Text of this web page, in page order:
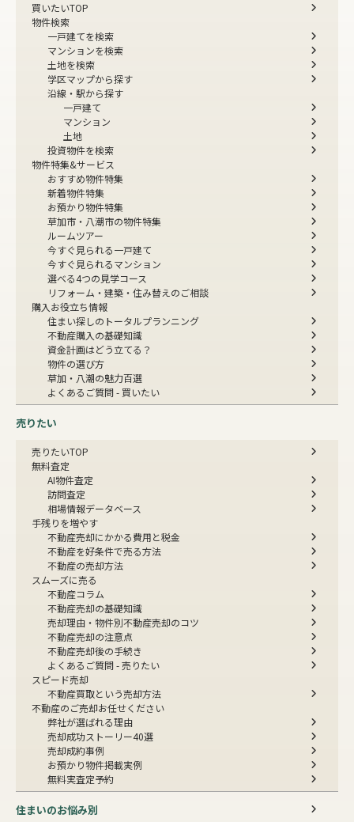
買いたいTOP
物件検索
一戸建てを検索
マンションを検索
土地を検索
学区マップから探す
沿線・駅から探す
一戸建て
マンション
土地
投資物件を検索
物件特集&サービス
おすすめ物件特集
新着物件特集
お預かり物件特集
草加市・八潮市の物件特集
ルームツアー
今すぐ見られる一戸建て
今すぐ見られるマンション
選べる4つの見学コース
リフォーム・建築・住み替えのご相談
購入お役立ち情報
住まい探しのトータルプランニング
不動産購入の基礎知識
資金計画はどう立てる？
物件の選び方
草加・八潮の魅力百選
よくあるご質問 - 買いたい
売りたい
売りたいTOP
無料査定
AI物件査定
訪問査定
相場情報データベース
手残りを増やす
不動産売却にかかる費用と税金
不動産を好条件で売る方法
不動産の売却方法
スムーズに売る
不動産コラム
不動産売却の基礎知識
売却理由・物件別不動産売却のコツ
不動産売却の注意点
不動産売却後の手続き
よくあるご質問 - 売りたい
スピード売却
不動産買取という売却方法
不動産のご売却お任せください
弊社が選ばれる理由
売却成功ストーリー40選
売却成約事例
お預かり物件掲載実例
無料実査定予約
住まいのお悩み別